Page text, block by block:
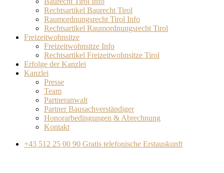
Rechtsartikel Baurecht Tirol
Raumordnungsrecht Tirol Info
Rechtsartikel Raumordnungsrecht Tirol
Freizeitwohnsitze
Freizeitwohnsitze Info
Rechtsartikel Freizeitwohnsitze Tirol
Erfolge der Kanzlei
Kanzlei
Presse
Team
Partneranwalt​
Partner Bausachverständiger
Honorarbedingungen & Abrechnung
Kontakt
+43 512 25 00 90 Gratis telefonische Erstauskunft